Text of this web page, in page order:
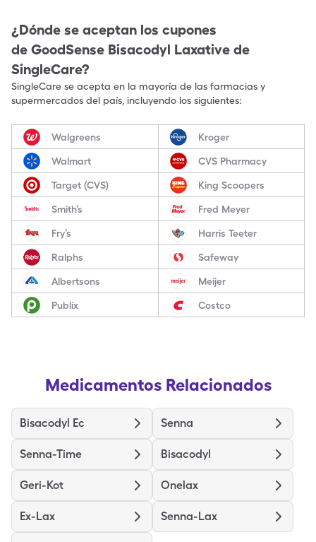
¿Dónde se aceptan los cupones
de GoodSense Bisacodyl Laxative de
SingleCare?
SingleCare se acepta en la mayoría de las farmacias y
supermercados del país, incluyendo los siguientes:
Walgreens Kroger
Walmart CVS Pharmacy
Target (CVS) King Scoopers
Smith’s Fred Meyer
Fry’s Harris Teeter
Ralphs Safeway
Albertsons Meijer
Publix Costco
Medicamentos Relacionados
Bisacodyl Ec Senna
Senna-Time Bisacodyl
Geri-Kot Onelax
Ex-Lax Senna-Lax